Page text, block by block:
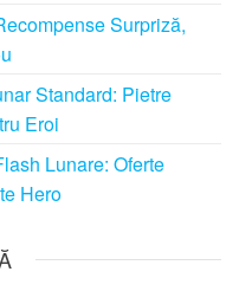
Surpriză,
Standard: Pietre
Eroi
Lunare: Oferte
Hero